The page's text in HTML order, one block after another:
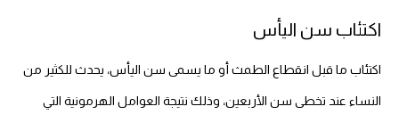
اكتئاب سن اليأس
اكتئاب ما قبل انقطاع الطمث أو ما يسمى سن اليأس، يحدث للكثير من
النساء عند تخطى سن الأربعين، وذلك نتيجة العوامل الهرمونية التي